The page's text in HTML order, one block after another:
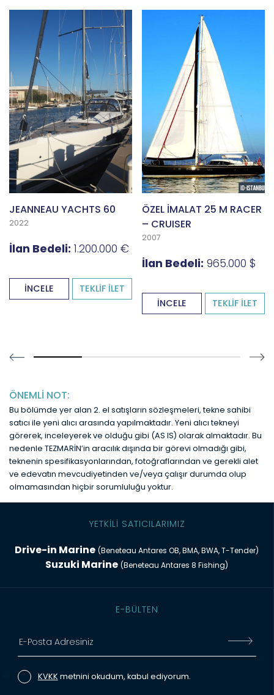
JEANNEAU YACHTS 60
2022
İlan Bedeli: 1.200.000 €
İNCELE TEKLİF İLET
ÖZEL İMALAT 25 M RACER
– CRUISER
2007
İlan Bedeli: 965.000 $
İNCELE TEKLİF İLET
28.57142857142857% completed
ÖNEMLİ NOT:
Bu bölümde yer alan 2. el satışların sözleşmeleri, tekne sahibi
satıcı ile yeni alıcı arasında yapılmaktadır. Yeni alıcı tekneyi
görerek, inceleyerek ve olduğu gibi (AS IS) olarak almaktadır. Bu
nedenle TEZMARİN’in aracılık dışında bir görevi olmadığı gibi,
teknenin spesifikasyonlarından, fotoğraflarından ve gerekli alet
ve edevatın mevcudiyetinden ve/veya çalışır durumda olup
olmamasından hiçbir sorumluluğu yoktur.
YETKİLİ SATICILARIMIZ
Drive-in Marine (Beneteau Antares OB, BMA, BWA, T-Tender)
Suzuki Marine (Beneteau Antares 8 Fishing)
E-BÜLTEN
KVKK metnini okudum, kabul ediyorum.